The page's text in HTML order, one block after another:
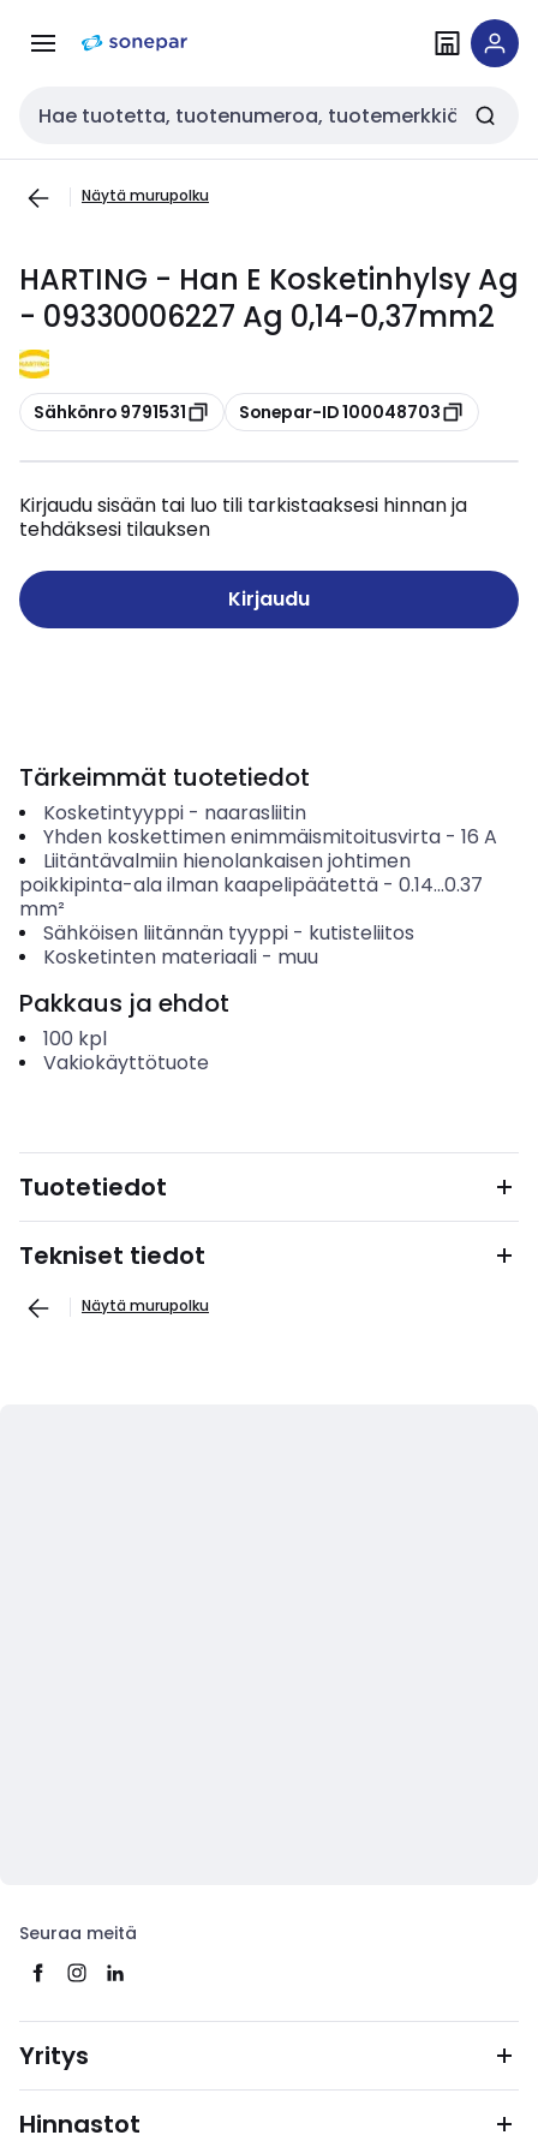
navigointiinsisältöön
Haku
Näytä murupolku
HARTING - Han E Kosketinhylsy Ag
- 09330006227 Ag 0,14-0,37mm2
Kopioi
Sähkönro 9791531 Kopioi
Sonepar-ID 100048703
Kirjaudu sisään tai luo tili tarkistaaksesi hinnan ja
tehdäksesi tilauksen
Kirjaudu
Tärkeimmät tuotetiedot
Kosketintyyppi- naarasliitin
Yhden koskettimen enimmäismitoitusvirta- 16 A
Liitäntävalmiin hienolankaisen johtimen
poikkipinta-ala ilman kaapelipäätettä - 0.14...0.37
mm²
Sähköisen liitännän tyyppi- kutisteliitos
Kosketinten materiaali- muu
Pakkaus ja ehdot
100 kpl
Vakiokäyttötuote
Tuotetiedot
Tekniset tiedot
Näytä murupolku
Seuraa meitä
Yritys
Hinnastot